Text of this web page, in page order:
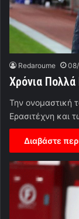
Redaroume
Χρόνια
Την ονομαστική
Ερασιτέχνη και
Διαβάστε